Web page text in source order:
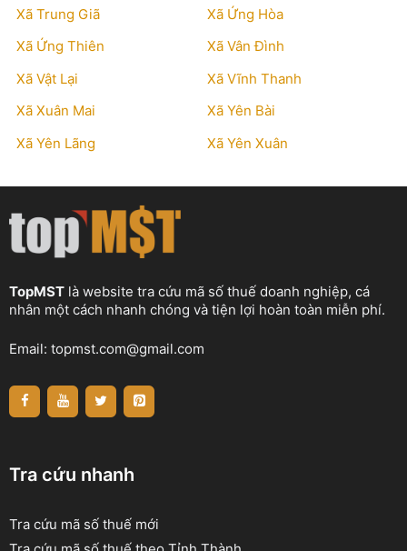
Xã Trung Giã
Xã Ứng Hòa
Xã Ứng Thiên
Xã Vân Đình
Xã Vật Lại
Xã Vĩnh Thanh
Xã Xuân Mai
Xã Yên Bài
Xã Yên Lãng
Xã Yên Xuân
TopMST là website tra cứu mã số thuế doanh nghiệp, cá
nhân một cách nhanh chóng và tiện lợi hoàn toàn miễn phí.
Email: topmst.com@gmail.com
Tra cứu nhanh
Tra cứu mã số thuế mới